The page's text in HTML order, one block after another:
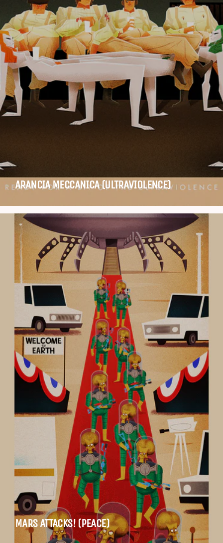
ARANCIA MECCANICA (ULTRAVIOLENCE)
MARS ATTACKS! (PEACE)